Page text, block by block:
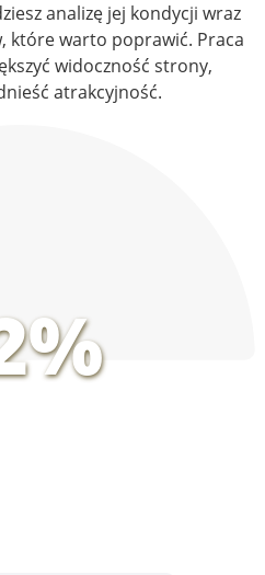
analizę jej kondycji wraz
które warto poprawić. Praca
widoczność strony,
atrakcyjność.